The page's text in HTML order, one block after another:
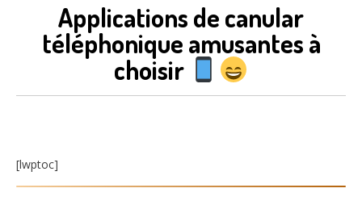
Applications de canular
téléphonique amusantes à
choisir
[lwptoc]